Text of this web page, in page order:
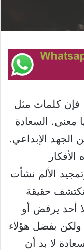
فإن كلمات مثل
معنى. السعادة
الجهد الإبداعي.
الألم نشأت
حقيقة
أحد يرفض أو
ولكن بفضل هؤلاء
لا بد أن